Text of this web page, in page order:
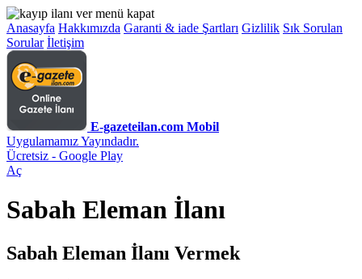
Anasayfa Hakkımızda Garanti & iade Şartları Gizlilik Sık Sorulan
Sorular İletişim
E-gazeteilan.com Mobil
Uygulamamız Yayındadır.
Ücretsiz - Google Play
Aç
Sabah Eleman İlanı
Sabah Eleman İlanı Vermek